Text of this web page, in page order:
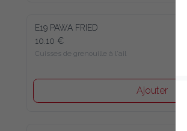
E19 PAWA FRIED
10.10 €
Cuisses de grenouille à l'ail
Ajouter